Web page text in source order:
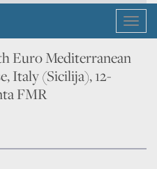
Euro Mediterranean
Italy (Sicilija), 12-
FMR